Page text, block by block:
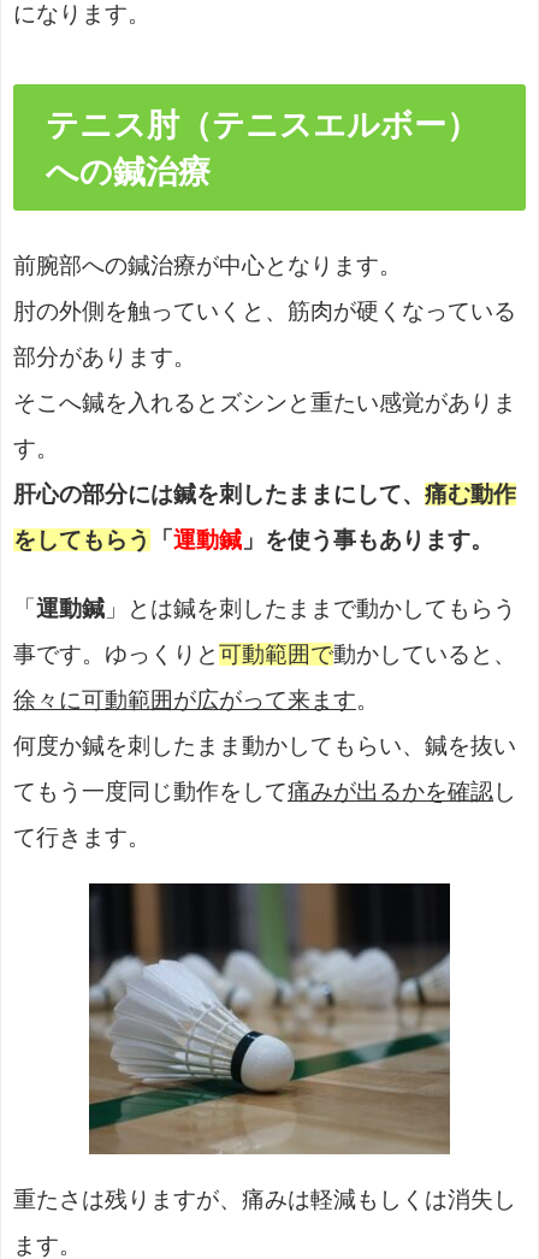
になります。
テニス肘（テニスエルボー）
への鍼治療
前腕部への鍼治療が中心となります。
肘の外側を触っていくと、筋肉が硬くなっている
部分があります。
そこへ鍼を入れるとズシンと重たい感覚がありま
す。
肝心の部分には鍼を刺したままにして、 痛む動作
をしてもらう
「 運動鍼 」を使う事もあります。
「 運動鍼 」とは鍼を刺したままで動かしてもらう
事です。ゆっくりと 可動範囲で動かしていると、
徐々に可動範囲が広がって来ます
何度か鍼を刺したまま動かしてもらい、鍼を抜い
てもう一度同じ動作をして痛みが出るかを確認 し
て行きます。
重たさは残りますが、痛みは軽減もしくは消失し
ます。